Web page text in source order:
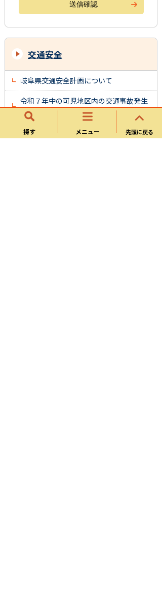
探す メニュー 先頭に戻る
交通安全
岐阜県交通安全計画について
令和７年中の可児地区内の交通事故発生
状況
可児市交通安全女性の活動